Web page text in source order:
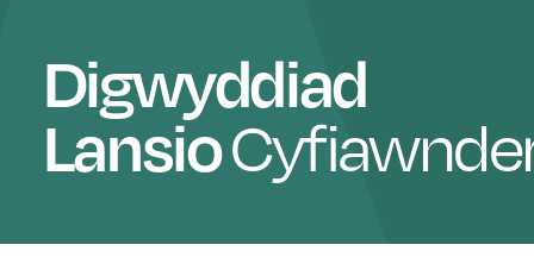
Digwyddiad
Lansio